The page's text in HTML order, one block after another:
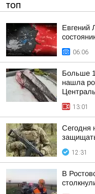
ТОП
Евгений
06:06
Больше
нашла
13:01
Сегодня
12:31
В